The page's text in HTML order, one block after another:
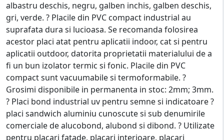
albastru deschis, negru, galben inchis, galben deschis,
gri, verde. ? Placile din PVC compact industrial au
suprafata dura si lucioasa. Se recomanda folosirea
acestor placi atat pentru aplicatii indoor, cat si pentru
aplicatii outdoor, datorita proprietatii materialului de a
fi un bun izolator termic si fonic. Placile din PVC
compact sunt vacuumabile si termoformabile. ?
Grosimi disponibile in permanenta in stoc: 2mm; 3mm.
? Placi bond industrial uv pentru semne si indicatoare ?
placi sandwich aluminiu cunoscute si sub denumirile
comerciale de alucobond, alubond si dibond. ? Utilizate
pentru placari fatade, placari interioare, placari